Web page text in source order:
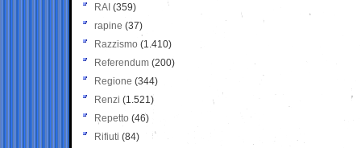
RAI (359)
rapine (37)
Razzismo (1.410)
Referendum (200)
Regione (344)
Renzi (1.521)
Repetto (46)
Rifiuti (84)